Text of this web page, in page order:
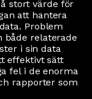
stort värde för
att hantera
Problem
både relaterade
i sin data
effektivt sätt
fel i de enorma
rapporter som